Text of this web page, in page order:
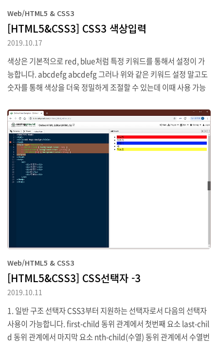
Web/HTML5 & CSS3
[HTML5&CSS3] CSS3 색상입력
2019.10.17
색상은 기본적으로 red, blue처럼 특정 키워드를 통해서 설정이 가
능합니다. abcdefg abcdefg 그러나 위와 같은 키워드 설정 말고도
숫자를 통해 색상을 더욱 정밀하게 조절할 수 있는데 이때 사용 가능
reen, blue 색상을 의미하며 이들 각각의 색상값을 구분해서 지정합
니다. 이때 각각의 값은 0부터 255까지 지정이 가능합니다. abcdef
g abcdefg rgb와 비슷한 rgba도 있는데 이때 a는 투명도를 의미합
니다. abcdefg abcdefg 투명도는 0.0 부터 1.0까지 설정이 가능하
며 0.0에 가까울수록 투명도가 증가합니다. hex단위는 #000000 형
태의 16진수 단위로 입력하며 2자리 단위로 R..
Web/HTML5 & CSS3
[HTML5&CSS3] CSS선택자 -3
2019.10.11
1. 일반 구조 선택자 CSS3부터 지원하는 선택자로서 다음의 선택자
사용이 가능합니다. first-child 동위 관계에서 첫번째 요소 last-chil
d 동위 관계에서 마지막 요소 nth-child(수열) 동위 관계에서 수열번